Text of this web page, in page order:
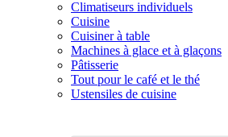
Climatiseurs individuels
Cuisine
Cuisiner à table
Machines à glace et à glaçons
Pâtisserie
Tout pour le café et le thé
Ustensiles de cuisine